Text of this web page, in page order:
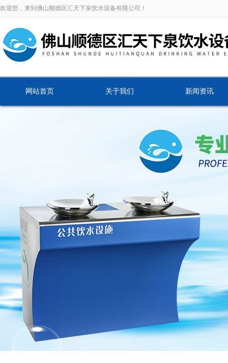
欢迎您，来到佛山顺德区汇天下泉饮水设备有限公司！
网站首页 关于我们 新闻资讯